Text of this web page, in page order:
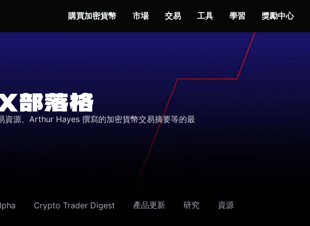
購買加密貨幣 市場 交易 工具 學習 獎勵中心
落格
資源、Arthur Hayes 撰寫的加密貨幣交易摘要等的最
Crypto Trader Digest 產品更新 研究 資源